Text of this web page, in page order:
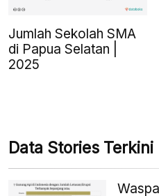
Jumlah Sekolah SMA
di Papua Selatan |
2025
Data Stories Terkini